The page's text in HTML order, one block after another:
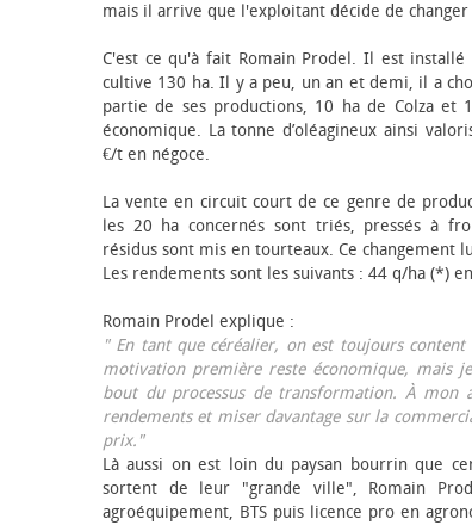
mais il arrive que l'exploitant décide de
C'est ce qu'à fait Romain Prodel. Il est
cultive 130 ha. Il y a peu, un an et demi, il a
partie de ses productions, 10 ha de Colza et
économique. La tonne d’oléagineux ainsi
€/t en négoce.
La vente en circuit court de ce genre de
les 20 ha concernés sont triés, pressés à
résidus sont mis en tourteaux. Ce changement
Les rendements sont les suivants : 44 q/ha (*)
Romain Prodel explique :
" En tant que céréalier, on est toujours
motivation première reste économique, mais
bout du processus de transformation. À
rendements et miser davantage sur la
prix."
Là aussi on est loin du paysan bourrin que
sortent de leur "grande ville", Romain
agroéquipement, BTS puis licence pro en